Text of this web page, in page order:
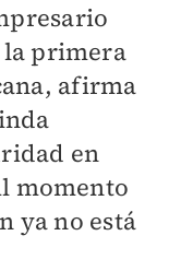
la primera
afirma
en
momento
ya no está